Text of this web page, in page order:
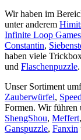
Wir haben im
unter anderem
Infinite Loop Games
Constantin,
haben viele
und Flaschenpuzzle.
Unser Sortiment
Zauberwürfel,
Formen. Wir führen
ShengShou, Meffert,
Ganspuzzle, Fanxin